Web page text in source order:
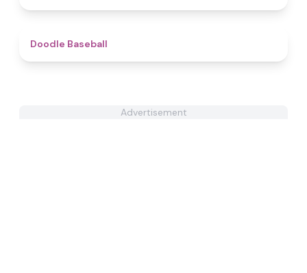
Doodle Baseball
Advertisement